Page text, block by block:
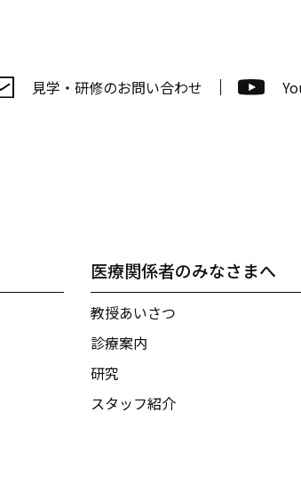
見学・研修のお問い合わせ
医療関係者のみなさまへ
教授あいさつ
診療案内
研究
スタッフ紹介